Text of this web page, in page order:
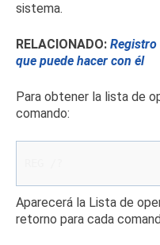
sistema.
RELACIONADO:
que puede hacer con él
Para obtener la lista de
comando:
Aparecerá la Lista de
retorno para cada